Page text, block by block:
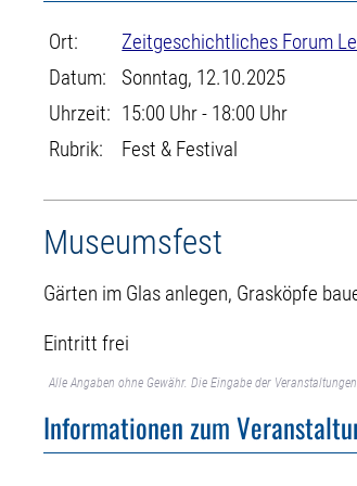
Ort:
Zeitgeschichtliches Forum
Datum:
Sonntag, 12.10.2025
Uhrzeit: 15:00 Uhr - 18:00 Uhr
Rubrik:
Fest & Festival
Museumsfest
Gärten im Glas anlegen, Grasköpfe
Eintritt frei
Alle Angaben ohne Gewähr. Die Eingabe der
Informationen zum